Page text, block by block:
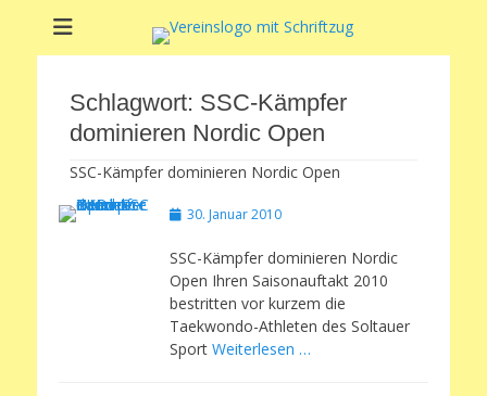
Soltauer Sportclub
Soltauer Sportclub 02 e.V.
Schlagwort: SSC-Kämpfer
dominieren Nordic Open
SSC-Kämpfer dominieren Nordic Open
Veröffentlicht
30. Januar 2010
SSC-Kämpfer dominieren Nordic
Open Ihren Saisonauftakt 2010
bestritten vor kurzem die
Taekwondo-Athleten des Soltauer
Sport Weiterlesen …